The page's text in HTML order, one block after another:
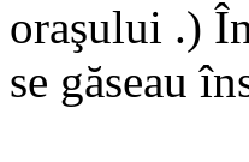
oraşului .)
se găseau